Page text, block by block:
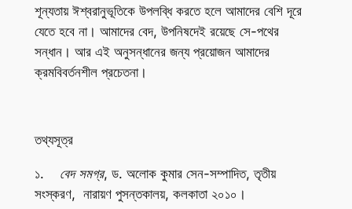
শূন্যতায় ঈশ্বরানুভূতিকে উপলব্ধি করতে হলে আমাদের বেশি দূরে
যেতে হবে না। আমাদের বেদ, উপনিষদেই রয়েছে সে-পথের
সন্ধান। আর এই অনুসন্ধানের জন্য প্রয়োজন আমাদের
ক্রমবিবর্তনশীল প্রচেতনা।
তথ্যসূত্র
১. বেদ সমগ্র, ড. অলোক কুমার সেন-সম্পাদিত, তৃতীয়
সংস্করণ, নারায়ণ পুসন্তকালয়, কলকাতা ২০১০।